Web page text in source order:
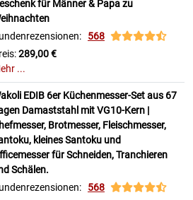
für Männer & Papa zu
568
289,00 €
...
EDIB 6er Küchenmesser-Set aus 67
Damaststahl mit VG10-Kern |
Brotmesser, Fleischmesser,
kleines Santoku und
für Schneiden, Tranchieren
Schälen.
568